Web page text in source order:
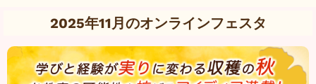
2025年11月のオンラインフェスタ